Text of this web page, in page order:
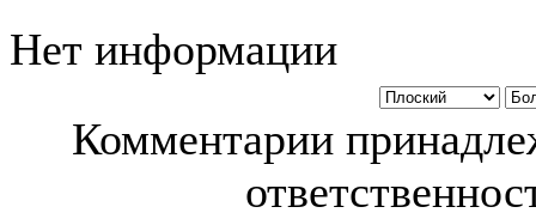
Нет информации
Комментарии